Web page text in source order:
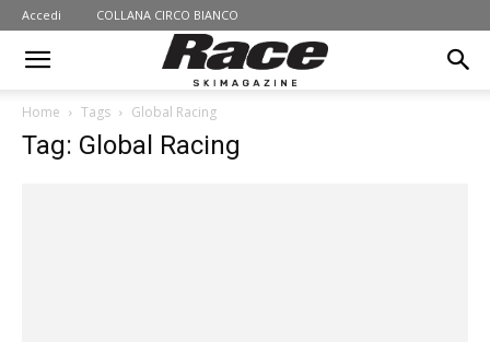
Accedi COLLANA CIRCO BIANCO
Home Tags Global Racing
Tag: Global Racing